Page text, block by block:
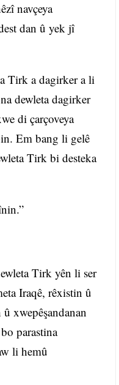
navçeya
dan û yek jî
Tirk a dagirker a li
dewleta dagirker
di çarçoveya
Em bang li gelê
Tirk bi desteka
Tirk yên li ser
Iraqê, rêxistin û
xwepêşandanan
parastina
li hemû